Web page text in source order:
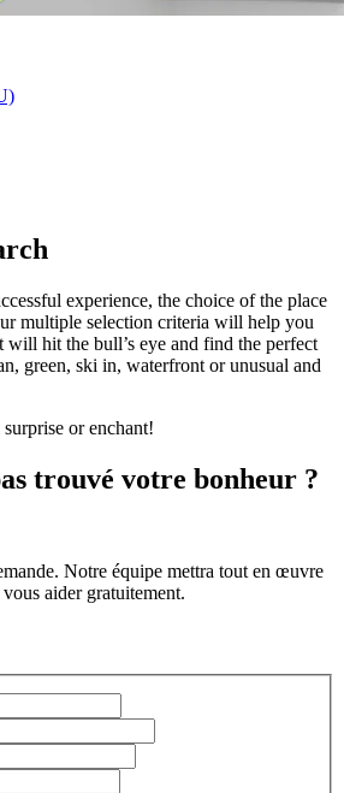
experience, the choice of the place
multiple selection criteria will help you
hit the bull’s eye and find the perfect
green, ski in, waterfront or unusual and
or enchant!
trouvé votre bonheur ?
Notre équipe mettra tout en œuvre
aider gratuitement.